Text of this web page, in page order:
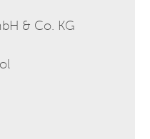
& Co. KG